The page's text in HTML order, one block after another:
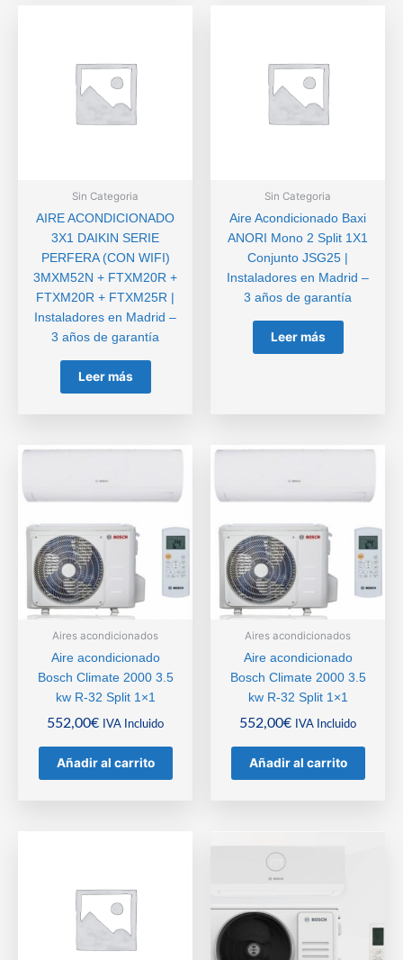
Sin Categoria
AIRE ACONDICIONADO
3X1 DAIKIN SERIE
PERFERA (CON WIFI)
3MXM52N + FTXM20R +
FTXM20R + FTXM25R |
Instaladores en Madrid –
3 años de garantía
Leer más
Sin Categoria
Aire Acondicionado Baxi
ANORI Mono 2 Split 1X1
Conjunto JSG25 |
Instaladores en Madrid –
3 años de garantía
Leer más
Aires acondicionados
Aire acondicionado
Bosch Climate 2000 3.5
kw R-32 Split 1×1
552,00€ IVA Incluido
Añadir al carrito
Aires acondicionados
Aire acondicionado
Bosch Climate 2000 3.5
kw R-32 Split 1×1
552,00€ IVA Incluido
Añadir al carrito